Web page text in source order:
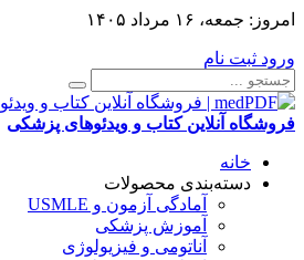
امروز: جمعه، ۱۶ مرداد ۱۴۰۵
ورود ثبت نام
فروشگاه آنلاین کتاب و ویدئوهای پزشکی
خانه
دسته‌بندی محصولات
آمادگی آزمون و USMLE
آموزش پزشکی
آناتومی و فیزیولوژی